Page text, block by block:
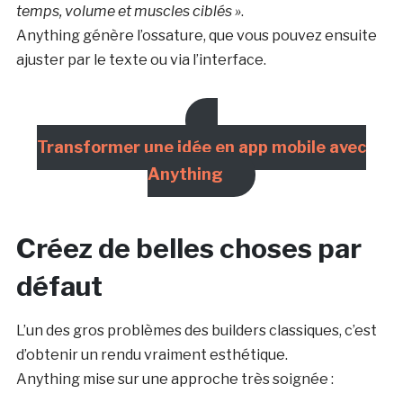
temps, volume et muscles ciblés ».
Anything génère l’ossature, que vous pouvez ensuite
ajuster par le texte ou via l’interface.
Transformer une idée en app mobile avec
Anything
Créez de belles choses par
défaut
L’un des gros problèmes des builders classiques, c’est
d’obtenir un rendu vraiment esthétique.
Anything mise sur une approche très soignée :